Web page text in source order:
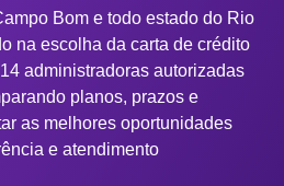
Bom e todo estado do Rio
na escolha da carta de crédito
administradoras autorizadas
planos, prazos e
as melhores oportunidades
e atendimento